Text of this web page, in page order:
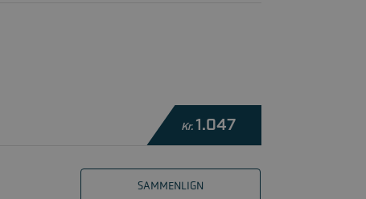
Kr. 1.047
SAMMENLIGN